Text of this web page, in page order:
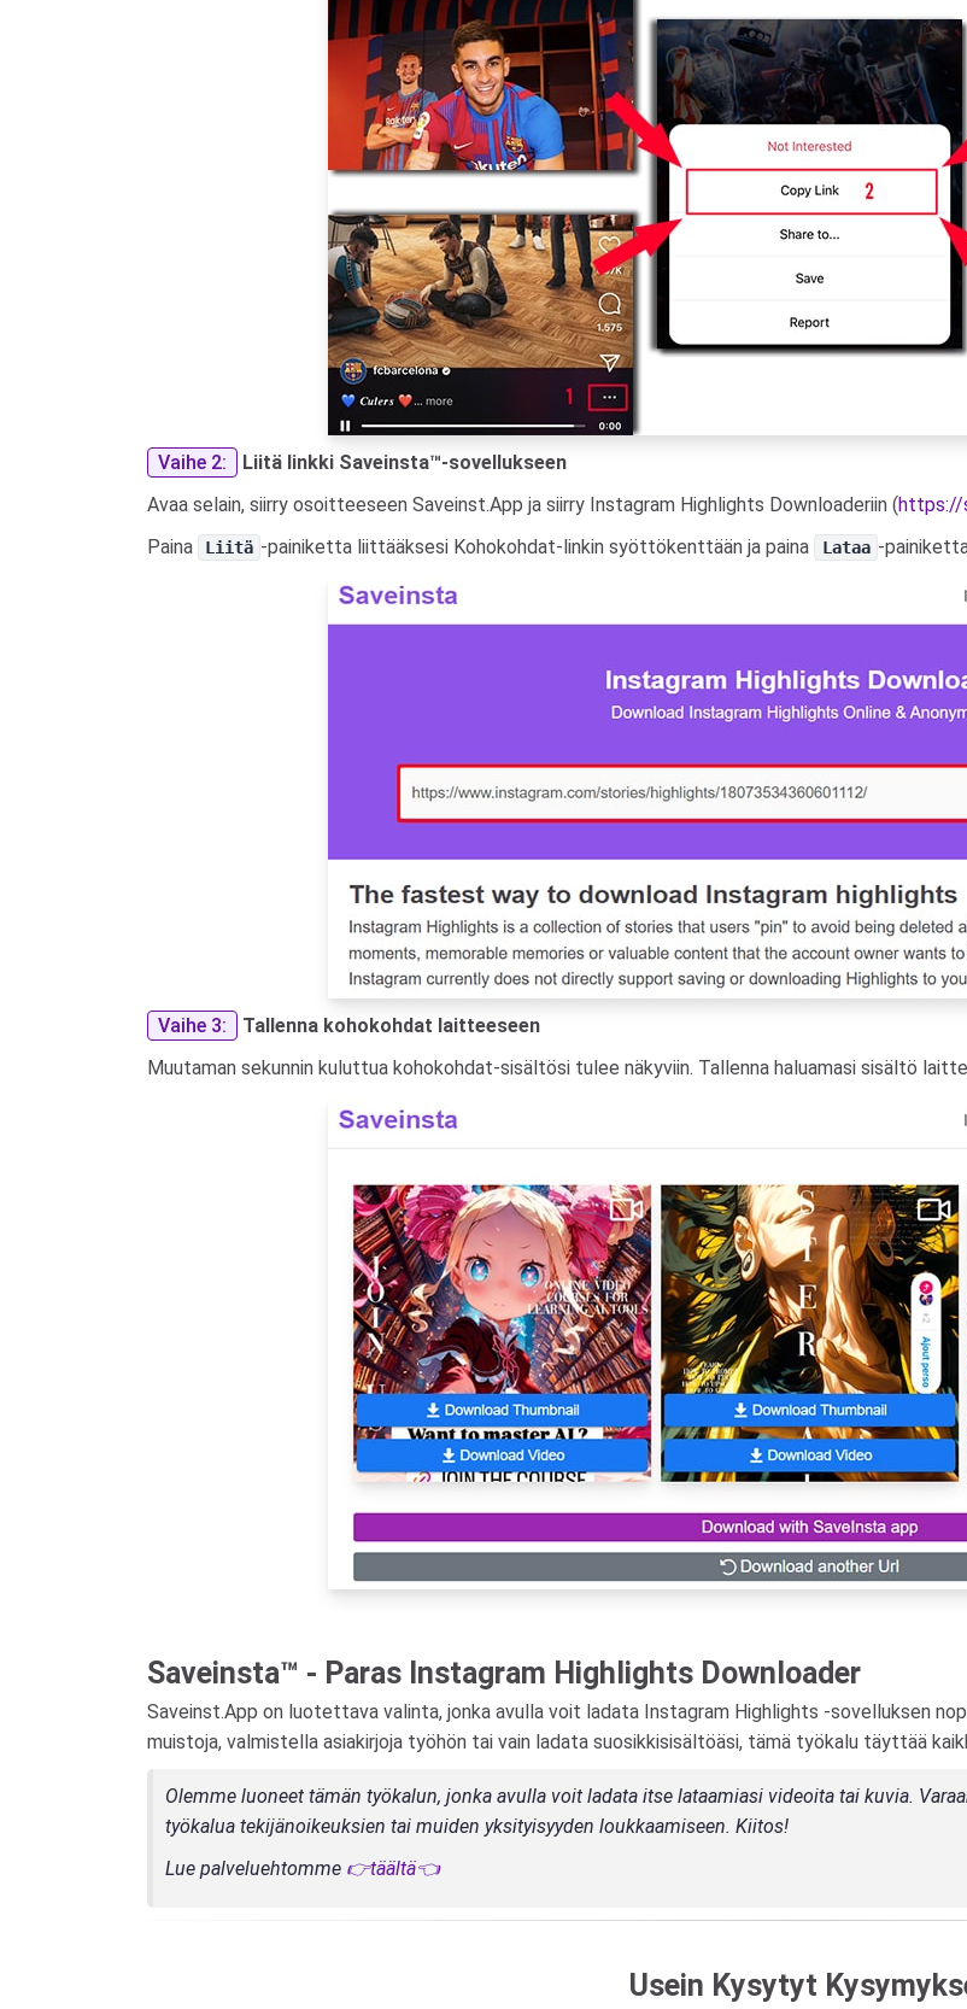
Vaihe 2:
Liitä linkki Saveinsta™-sovellukseen
Avaa selain, siirry osoitteeseen Saveinst.App ja siirry Instagram Highlights Downloaderiin (https://
Paina
Liitä -painiketta liittääksesi Kohokohdat-linkin syöttökenttään ja paina Lataa -
Vaihe 3:
Tallenna kohokohdat laitteeseen
Muutaman sekunnin kuluttua kohokohdat-sisältösi tulee näkyviin. Tallenna haluamasi sisältö
Saveinsta™ - Paras Instagram Highlights Downloader
Saveinst.App on luotettava valinta, jonka avulla voit ladata Instagram Highlights -sovelluksen
muistoja, valmistella asiakirjoja työhön tai vain ladata suosikkisisältöäsi, tämä työkalu täyttää
Olemme luoneet tämän työkalun, jonka avulla voit ladata itse lataamiasi videoita tai kuvia.
työkalua tekijänoikeuksien tai muiden yksityisyyden loukkaamiseen. Kiitos!
Lue palveluehtomme 👉täältä👈
Usein Kysytyt